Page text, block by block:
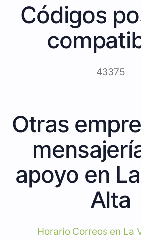
Códigos
43375
Otras
apoyo en
Alta
Horario Correos en La